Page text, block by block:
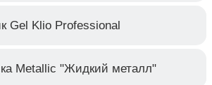
Gel Klio Professional
Metallic "Жидкий металл"